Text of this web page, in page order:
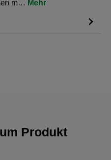
m… Mehr
Produkt